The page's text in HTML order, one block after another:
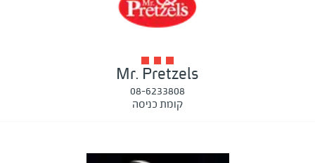
Mr. Pretzels
08-6233808
קומת כניסה